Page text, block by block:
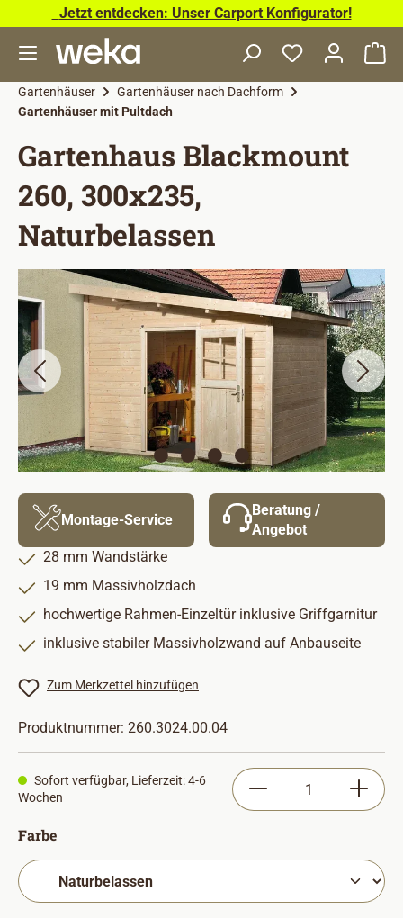
Zum Hauptinhalt springen
Jetzt entdecken: Unser Carport Konfigurator!
Gartenhäuser
Gartenhäuser nach Dachform
Gartenhäuser mit Pultdach
Gartenhaus Blackmount
260, 300x235,
Naturbelassen
Bildergalerie überspringen
Montage-Service
Beratung /
Angebot
28 mm Wandstärke
19 mm Massivholzdach
hochwertige Rahmen-Einzeltür inklusive Griffgarnitur
inklusive stabiler Massivholzwand auf Anbauseite
Zum Merkzettel hinzufügen
Produktnummer: 260.3024.00.04
Sofort verfügbar, Lieferzeit: 4-6
Wochen
Produkt Anzahl:
Farbeauswählen